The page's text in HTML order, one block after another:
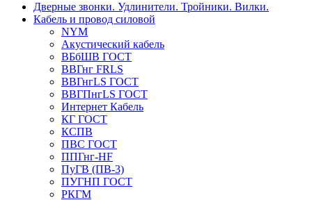
Дверные звонки. Удлинители. Тройники. Вилки.
Кабель и провод силовой
NYM
Акустический кабель
ВБбШВ ГОСТ
ВВГнг FRLS
ВВГнгLS ГОСТ
ВВГПнгLS ГОСТ
Интернет Кабель
КГ ГОСТ
КСПВ
ПВС ГОСТ
ППГнг-HF
ПуГВ (ПВ-3)
ПУГНП ГОСТ
РКГМ